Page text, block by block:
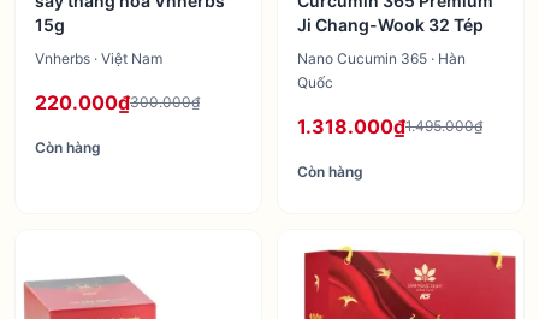
15g
Vnherbs · Việt Nam
220.000₫300.000₫
Còn hàng
Ji Chang-Wook 32 Tép
Nano Cucumin 365 · Hàn
Quốc
1.318.000₫1.495.000₫
Còn hàng